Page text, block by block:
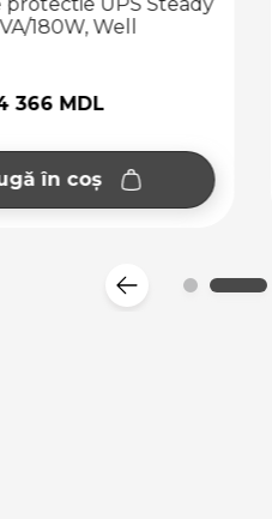
180W, Well
366 MDL
în coș